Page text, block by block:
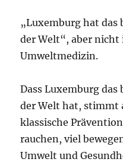
„Luxemburg hat das
der Welt“,aber nicht
Umweltmedizin.
Dass Luxemburg das
der Welt hat, stimmt
klassische
rauchen, viel
Umwelt und